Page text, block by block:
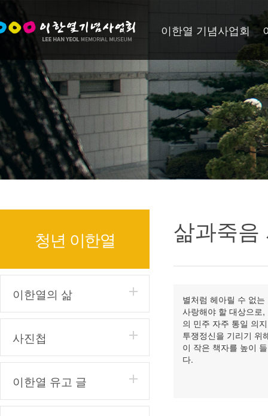
이한열 기념사업회
청년 이한열
이한열의 삶
사진첩
이한열 유고 글
삶과죽음
별처럼 헤아릴 수 없
사랑해야 할 대상으로
의 민주 자주 통일 의
투쟁정신을 기리기 위
이 작은 책자를 높이
다.